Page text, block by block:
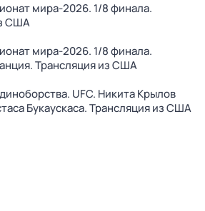
мира-2026. 1/8 финала.
США
мира-2026. 1/8 финала.
Трансляция из США
UFC. Никита Крылов
Букаускаса. Трансляция из США